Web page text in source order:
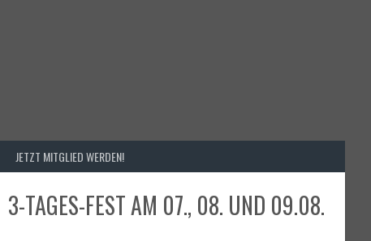
JETZT MITGLIED WERDEN!
3-TAGES-FEST AM 07., 08. UND 09.08.